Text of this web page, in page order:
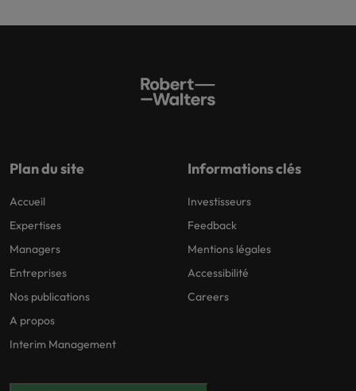
Plan du site
Accueil
Expertises
Managers
Entreprises
Nos publications
A propos
Interim Management
Informations clés
Investisseurs
Feedback
Mentions légales
Accessibilité
Careers